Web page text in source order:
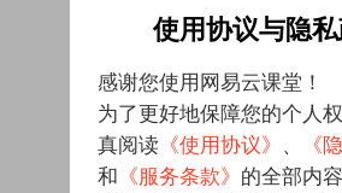
使用协议与隐
感谢您使用网易云课堂！
为了更好地保障您的个人
真阅读 《使用协议》 、
《
和 《服务条款》 的全部内